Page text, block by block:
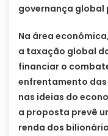
governança global
Na área
a taxação global
financiar o
enfrentamento
nas ideias do
a proposta prevê
renda dos